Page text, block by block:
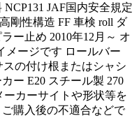
JAF国内安全規定
剛性構造 FF 車検 roll ダ
ー止め 2010年12月～ オ
ージです ロールバー
スの付け根またはシャシ
ー E20 スチール製 270
ーカーサイトや形状等を
購入後の不適合などで